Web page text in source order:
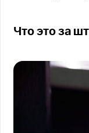
Что это за